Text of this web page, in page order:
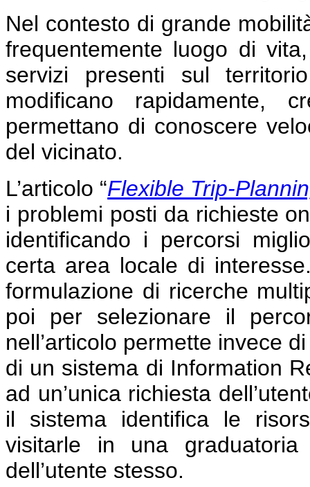
Nel contesto di grande
frequentemente luogo di
servizi presenti sul
modificano rapidamente,
permettano di conoscere
del vicinato.
L’articolo “Flexible Trip-
i problemi posti da richieste
identificando i percorsi
certa area locale di
formulazione di ricerche
poi per selezionare il
nell’articolo permette invece
di un sistema di Information
ad un’unica richiesta
il sistema identifica le
visitarle in una
dell’utente stesso.